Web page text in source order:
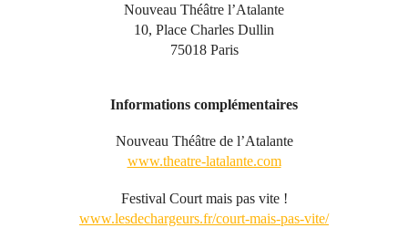
Nouveau Théâtre l’Atalante
10, Place Charles Dullin
75018 Paris
Informations complémentaires
Nouveau Théâtre de l’Atalante
www.theatre-latalante.com
Festival Court mais pas vite !
www.lesdechargeurs.fr/court-mais-pas-vite/